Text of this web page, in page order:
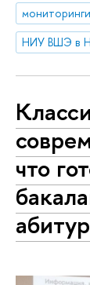
мониторинги
НИУ ВШЭ в
что